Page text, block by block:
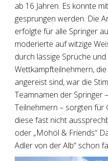
ab 16 Jahren. Es konnte
gesprungen werden. Die
erfolgte für alle Springer
moderierte auf witzige
durch lässige Sprüche
Wettkampfteilnehmern,
angereist sind, war die
Teamnamen der Springer
Teilnehmern – sorgten für
diese fast nicht
oder „Möhöl & Friends“
Adler von der Alb“ schon